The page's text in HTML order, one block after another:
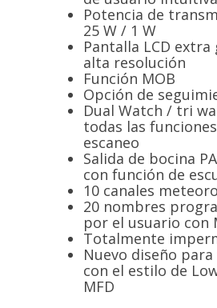
Potencia de
25 W / 1 W
Pantalla LCD extra
alta resolución
Función MOB
Opción de
Dual Watch / tri
todas las
escaneo
Salida de bocina
con función de
10 canales
20 nombres
por el usuario con
Totalmente
Nuevo diseño
con el estilo de
MFD